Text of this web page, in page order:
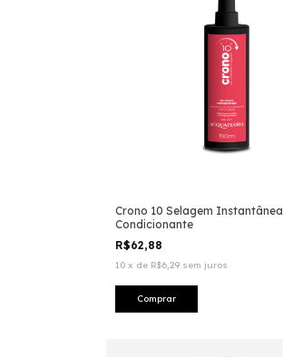
Crono 10 Selagem Instantânea
Condicionante
R$62,88
10 x de R$6,29 sem juros